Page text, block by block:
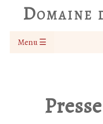
Domaine
Menu ☰